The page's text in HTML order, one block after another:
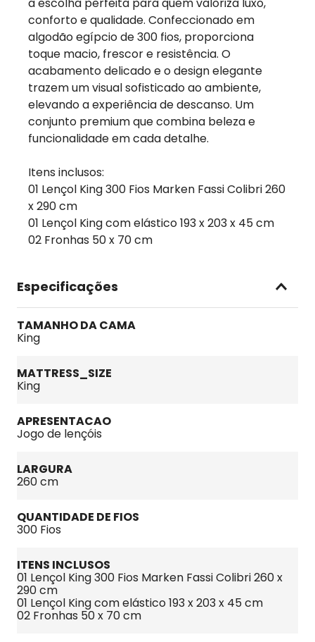
conforto e qualidade. Confeccionado em
algodão egípcio de 300 fios, proporciona
toque macio, frescor e resistência. O
acabamento delicado e o design elegante
trazem um visual sofisticado ao ambiente,
elevando a experiência de descanso. Um
conjunto premium que combina beleza e
funcionalidade em cada detalhe.
Itens inclusos:
01 Lençol King 300 Fios Marken Fassi Colibri 260
x 290 cm
01 Lençol King com elástico 193 x 203 x 45 cm
02 Fronhas 50 x 70 cm
Especificações
TAMANHO DA CAMA
King
MATTRESS_SIZE
King
APRESENTACAO
Jogo de lençóis
LARGURA
260 cm
QUANTIDADE DE FIOS
300 Fios
ITENS INCLUSOS
01 Lençol King 300 Fios Marken Fassi Colibri 260 x
290 cm
01 Lençol King com elástico 193 x 203 x 45 cm
02 Fronhas 50 x 70 cm